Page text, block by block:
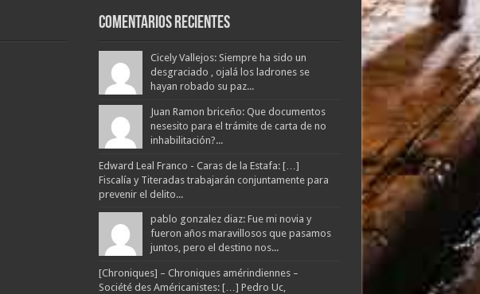
Comentarios Recientes
Cicely Vallejos: Siempre ha sido un
desgraciado , ojalá los ladrones se
hayan robado su paz...
Juan Ramon briceño: Que documentos
nesesito para el trámite de carta de no
inhabilitación?...
Edward Leal Franco - Caras de la Estafa: […]
Fiscalía y Titeradas trabajarán conjuntamente para
prevenir el delito...
pablo gonzalez diaz: Fue mi novia y
fueron años maravillosos que pasamos
juntos, pero el destino nos...
[Chroniques] – Chroniques amérindiennes –
Société des Américanistes: […] Pedro Uc,